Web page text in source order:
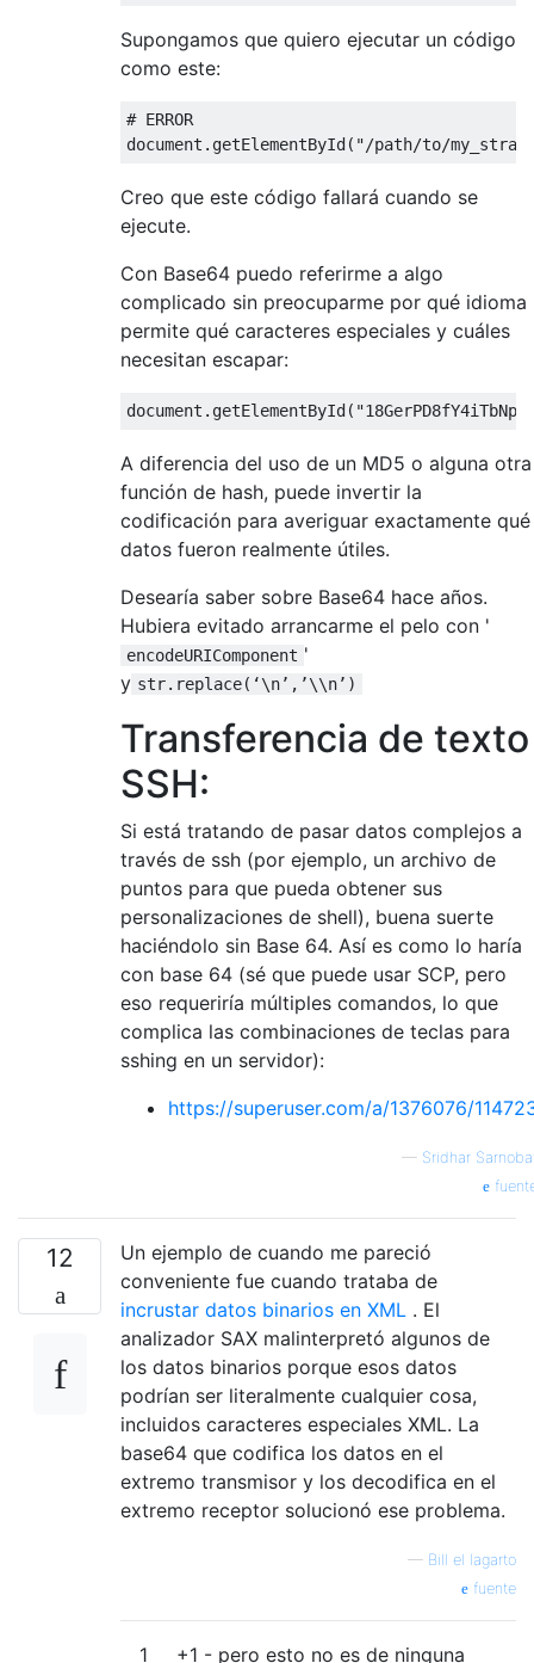
Supongamos que quiero ejecutar un código
como este:
# ERROR
Creo que este código fallará cuando se
ejecute.
Con Base64 puedo referirme a algo
complicado sin preocuparme por qué idioma
permite qué caracteres especiales y cuáles
necesitan escapar:
A diferencia del uso de un MD5 o alguna otra
función de hash, puede invertir la
codificación para averiguar exactamente qué
datos fueron realmente útiles.
Desearía saber sobre Base64 hace años.
Hubiera evitado arrancarme el pelo con '
encodeURIComponent '
y str.replace(‘\n’,’\\n’)
Transferencia de texto
SSH:
Si está tratando de pasar datos complejos a
través de ssh (por ejemplo, un archivo de
puntos para que pueda obtener sus
personalizaciones de shell), buena suerte
haciéndolo sin Base 64. Así es como lo haría
con base 64 (sé que puede usar SCP, pero
eso requeriría múltiples comandos, lo que
complica las combinaciones de teclas para
sshing en un servidor):
https://superuser.com/a/1376076/
— Sridhar
12
Un ejemplo de cuando me pareció
conveniente fue cuando trataba de
incrustar datos binarios en XML . El
analizador SAX malinterpretó algunos de
los datos binarios porque esos datos
podrían ser literalmente cualquier cosa,
incluidos caracteres especiales XML. La
base64 que codifica los datos en el
extremo transmisor y los decodifica en el
extremo receptor solucionó ese problema.
— Bill el lagarto
fuente
1 +1 - pero esto no es de ninguna